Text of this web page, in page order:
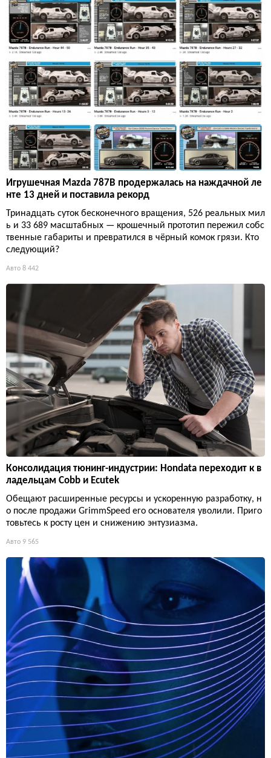
Игрушечная Mazda 787B продержалась на наждачной ле
нте 13 дней и поставила рекорд
Тринадцать суток бесконечного вращения, 526 реальных мил
ь и 33 689 масштабных — крошечный прототип пережил собс
твенные габариты и превратился в чёрный комок грязи. Кто
следующий?
Авто 8 442
Консолидация тюнинг-индустрии: Hondata переходит к в
ладельцам Cobb и Ecutek
Обещают расширенные ресурсы и ускоренную разработку, н
о после продажи GrimmSpeed его основателя уволили. Приго
товьтесь к росту цен и снижению энтузиазма.
Авто 9 565